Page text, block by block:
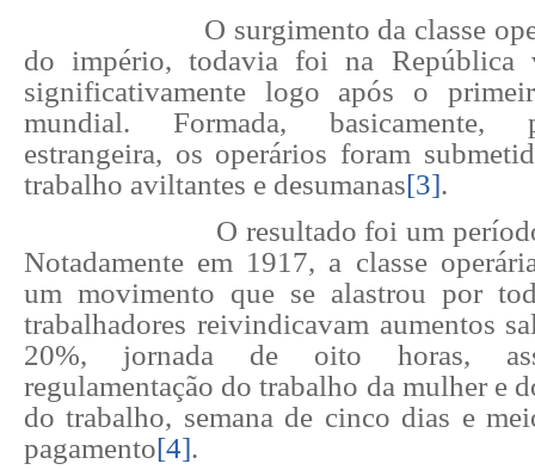
O surgimento da classe
do império, todavia foi na República
significativamente logo após o
mundial. Formada, basicamente,
estrangeira, os operários foram
trabalho aviltantes e desumanas[3].
O resultado foi um
Notadamente em 1917, a classe
um movimento que se alastrou por
trabalhadores reivindicavam aumentos
20%, jornada de oito horas,
regulamentação do trabalho da mulher e
do trabalho, semana de cinco dias e
pagamento[4].